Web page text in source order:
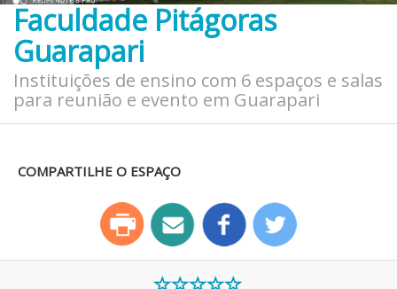
Faculdade Pitágoras
Guarapari
Instituições de ensino com 6 espaços e salas
para reunião e evento em Guarapari
COMPARTILHE O ESPAÇO